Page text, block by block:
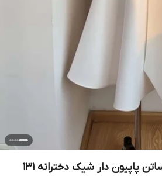
دار شیک دخترانه ۱۳۱